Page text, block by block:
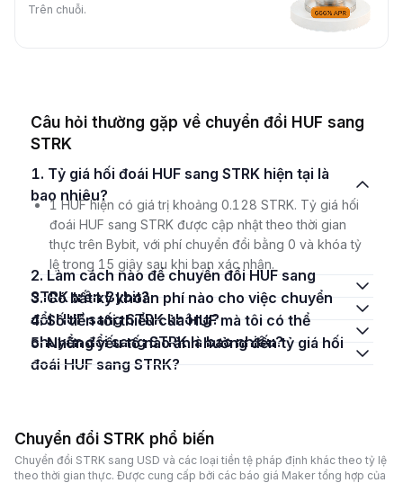
Trên chuỗi.
Câu hỏi thường gặp về chuyển đổi HUF sang
STRK
1. Tỷ giá hối đoái HUF sang STRK hiện tại là
bao nhiêu?
1 HUF hiện có giá trị khoảng 0.128 STRK. Tỷ giá hối
đoái HUF sang STRK được cập nhật theo thời gian
thực trên Bybit, với phí chuyển đổi bằng 0 và khóa tỷ
lệ trong 15 giây sau khi bạn xác nhận.
2. Làm cách nào để chuyển đổi HUF sang
STRK trên Bybit?
3. Có bất kỳ khoản phí nào cho việc chuyển
đổi HUF sang STRK không?
4. Số tiền tối thiểu của HUF mà tôi có thể
chuyển đổi sang STRK là bao nhiêu?
5. Những yếu tố nào ảnh hưởng đến tỷ giá hối
đoái HUF sang STRK?
Chuyển đổi STRK phổ biến
Chuyển đổi STRK sang USD và các loại tiền tệ pháp định khác theo tỷ lệ
theo thời gian thực. Được cung cấp bởi các báo giá Maker tổng hợp của